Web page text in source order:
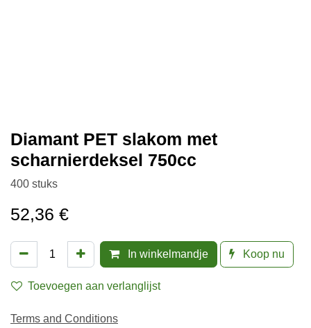
Diamant PET slakom met
scharnierdeksel 750cc
400 stuks
52,36 €
In winkelmandje Koop nu
Toevoegen aan verlanglijst
Terms and Conditions